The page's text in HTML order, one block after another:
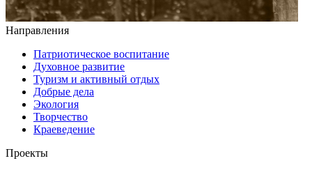
Направления
Патриотическое воспитание
Духовное развитие
Туризм и активный отдых
Добрые дела
Экология
Творчество
Краеведение
Проекты